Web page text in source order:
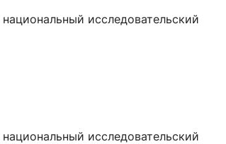
исследовательский
исследовательский